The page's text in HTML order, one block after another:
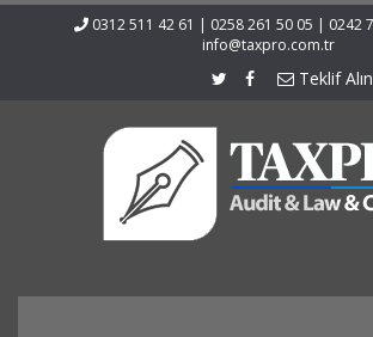
0312 511 42 61 | 0258 261 50 05 | 0242
info@taxpro.com.tr
Teklif Alın